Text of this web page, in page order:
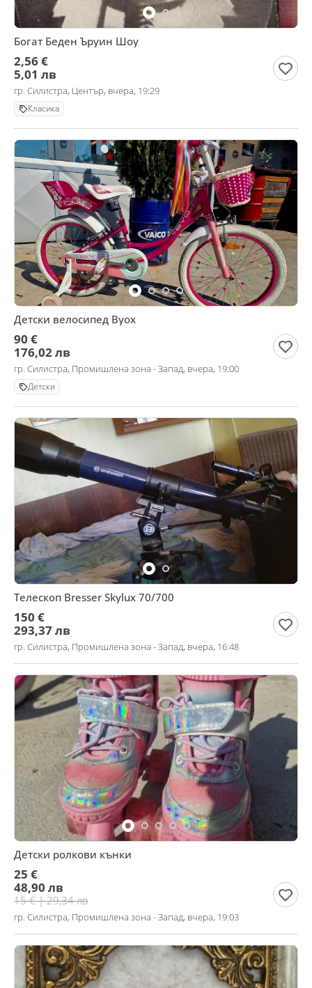
Богат Беден Ъруин Шоу
2,56 €
5,01 лв
гр. Силистра, Център, вчера, 19:29
Класика
Детски велосипед Byox
90 €
176,02 лв
гр. Силистра, Промишлена зона - Запад, вчера, 19:00
Детски
Телескоп Bresser Skylux 70/700
150 €
293,37 лв
гр. Силистра, Промишлена зона - Запад, вчера, 16:48
Детски ролкови кънки
25 €
48,90 лв
15 € | 29,34 лв
гр. Силистра, Промишлена зона - Запад, вчера, 19:03